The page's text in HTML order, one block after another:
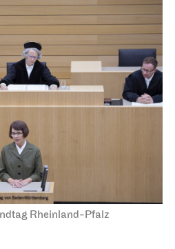
Treffpunkt Freitreppe Opernhaus